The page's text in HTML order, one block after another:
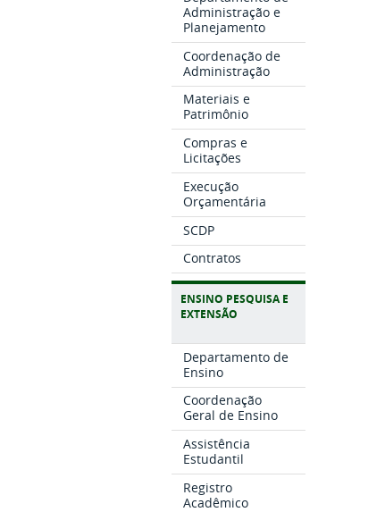
Administração e
Planejamento
Coordenação de
Administração
Materiais e
Patrimônio
Compras e
Licitações
Execução
Orçamentária
SCDP
Contratos
ENSINO PESQUISA E
EXTENSÃO
Departamento de
Ensino
Coordenação
Geral de Ensino
Assistência
Estudantil
Registro
Acadêmico